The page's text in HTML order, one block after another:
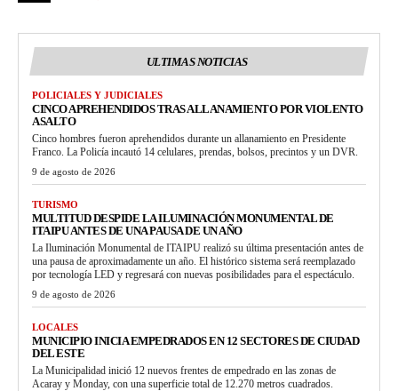
ULTIMAS NOTICIAS
POLICIALES Y JUDICIALES
CINCO APREHENDIDOS TRAS ALLANAMIENTO POR VIOLENTO
ASALTO
Cinco hombres fueron aprehendidos durante un allanamiento en Presidente
Franco. La Policía incautó 14 celulares, prendas, bolsos, precintos y un DVR.
9 de agosto de 2026
TURISMO
MULTITUD DESPIDE LA ILUMINACIÓN MONUMENTAL DE
ITAIPU ANTES DE UNA PAUSA DE UN AÑO
La Iluminación Monumental de ITAIPU realizó su última presentación antes de
una pausa de aproximadamente un año. El histórico sistema será reemplazado
por tecnología LED y regresará con nuevas posibilidades para el espectáculo.
9 de agosto de 2026
LOCALES
MUNICIPIO INICIA EMPEDRADOS EN 12 SECTORES DE CIUDAD
DEL ESTE
La Municipalidad inició 12 nuevos frentes de empedrado en las zonas de
Acaray y Monday, con una superficie total de 12.270 metros cuadrados.